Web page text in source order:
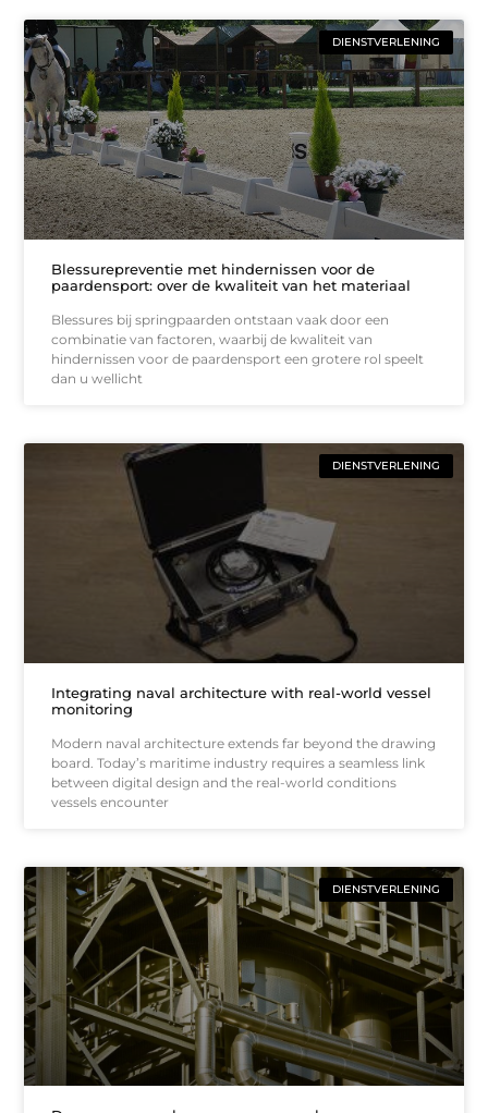
DIENSTVERLENING
Blessurepreventie met hindernissen voor de
paardensport: over de kwaliteit van het materiaal
Blessures bij springpaarden ontstaan vaak door een
combinatie van factoren, waarbij de kwaliteit van
hindernissen voor de paardensport een grotere rol speelt
dan u wellicht
DIENSTVERLENING
Integrating naval architecture with real-world vessel
monitoring
Modern naval architecture extends far beyond the drawing
board. Today’s maritime industry requires a seamless link
between digital design and the real-world conditions
vessels encounter
DIENSTVERLENING